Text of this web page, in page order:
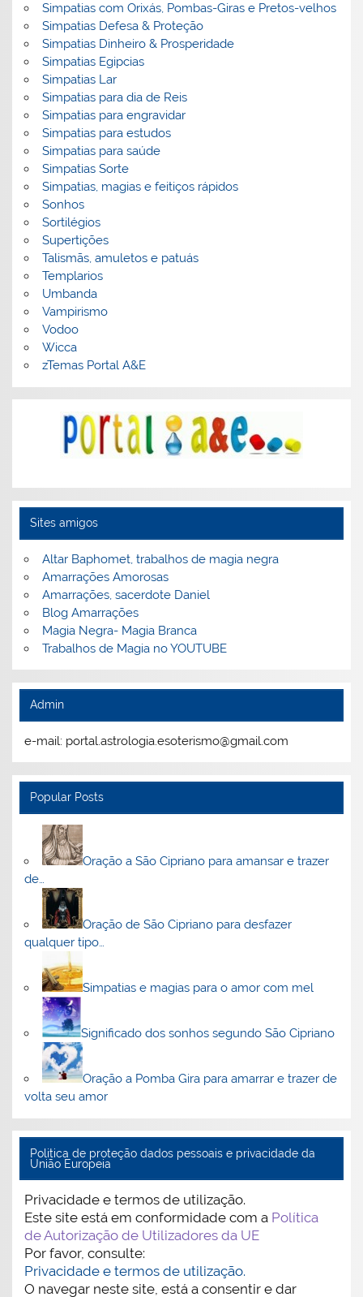
Simpatias com Orixás, Pombas-Giras e Pretos-velhos
Simpatias Defesa & Proteção
Simpatias Dinheiro & Prosperidade
Simpatias Egipcias
Simpatias Lar
Simpatias para dia de Reis
Simpatias para engravidar
Simpatias para estudos
Simpatias para saúde
Simpatias Sorte
Simpatias, magias e feitiços rápidos
Sonhos
Sortilégios
Supertições
Talismãs, amuletos e patuás
Templarios
Umbanda
Vampirismo
Vodoo
Wicca
zTemas Portal A&E
Sites amigos
Altar Baphomet, trabalhos de magia negra
Amarrações Amorosas
Amarrações, sacerdote Daniel
Blog Amarrações
Magia Negra- Magia Branca
Trabalhos de Magia no YOUTUBE
Admin
e-mail: portal.astrologia.esoterismo@gmail.com
Popular Posts
Oração a São Cipriano para amansar e trazer
de…
Oração de São Cipriano para desfazer
qualquer tipo…
Simpatias e magias para o amor com mel
Significado dos sonhos segundo São Cipriano
Oração a Pomba Gira para amarrar e trazer de
volta seu amor
Politica de proteção dados pessoais e privacidade da
União Europeia
Privacidade e termos de utilização.
Este site está em conformidade com a Política
de Autorização de Utilizadores da UE
Por favor, consulte:
Privacidade e termos de utilização.
O navegar neste site, está a consentir e dar